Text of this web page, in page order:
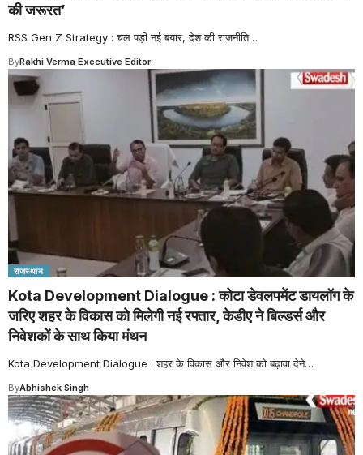
की जरूरत’
RSS Gen Z Strategy : चल पड़ी नई बयार, देश की राजनीति…
ByRakhi Verma Executive Editor
राजस्थान
Kota Development Dialogue : कोटा डेवलपमेंट डायलॉग के
जरिए शहर के विकास को मिलेगी नई रफ्तार, केडीए ने बिल्डर्स और
निवेशकों के साथ किया मंथन
Kota Development Dialogue : शहर के विकास और निवेश को बढ़ावा देने…
ByAbhishek Singh